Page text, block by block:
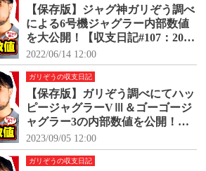
【保存版】ジャグ神ガリぞう調べ
による6号機ジャグラー内部数値
を大公開！【収支日記#107：2022
年3月15日(火)～3月21日(月)】
2022/06/14 12:00
ガリぞうの収支日記
【保存版】ガリぞう調べにてハッ
ピージャグラーVⅢ＆ゴーゴージ
ャグラー3の内部数値を公開！
【収支日記#171：2023年6月6日
(火)～6月12日(月)】
2023/09/05 12:00
ガリぞうの収支日記